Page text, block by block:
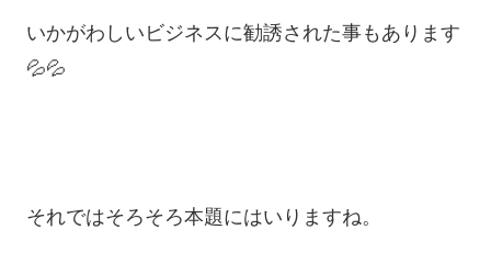
いかがわしいビジネスに勧誘された事もあります
💦💦
それではそろそろ本題にはいりますね。